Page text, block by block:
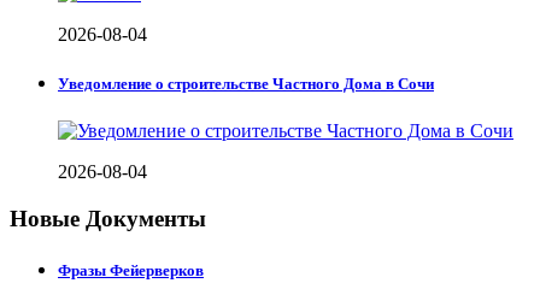
2026-08-04
Уведомление о строительстве Частного Дома в Сочи
2026-08-04
Новые Документы
Фразы Фейерверков